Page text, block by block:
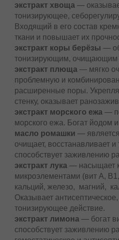
экстракт хвоща —
тонизирующее,
Входящий в его состав
ткани и повышает их
экстракт коры берёзы —
тонизирующим, очищающим
экстракт плюща — мягко
проблемную и
расширенные поры.
стенку, оказывает
экстракт морского ежа —
морского ежа. Богат йодом
масло ромашки —
очищает, восстанавливает и
способствует заживлению
экстракт лука — насыщает
микроэлементами (вит А,
кальций, железо, магний,
Оказывает
тонизирующее действие.
экстракт лимона — богат
способствует заживлению